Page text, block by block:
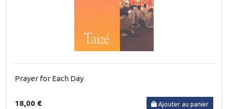
Prayer for Each Day
18,00 € Ajouter au panier